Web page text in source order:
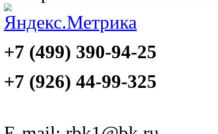
+7 (499) 390-94-25
+7 (926) 44-99-325